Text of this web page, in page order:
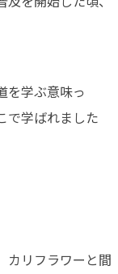
を学ぶ意味っ
で学ばれました
カリフラワーと間